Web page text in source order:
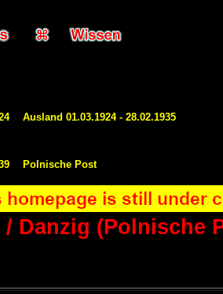
Ausland 01.03.1924 - 28.02.1935
Polnische Post
Danzig (Polnische